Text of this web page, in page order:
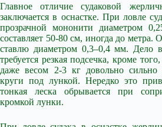
Главное отличие судаковой
заключается в оснастке. При ловле
прозрачной мононити диаметром
составляет 50-80 см, иногда до
ставлю диаметром 0,3–0,4 мм. Дело
требуется резкая подсечка, кроме
даже весом 2-3 кг довольно сильно
круги под лункой. Нередко это
тонкая леска обрывается при
кромкой лунки.